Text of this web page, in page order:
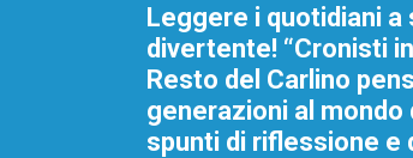
Leggere i quotidiani
divertente! “Cronisti
Resto del Carlino
generazioni al
spunti di riflessione e